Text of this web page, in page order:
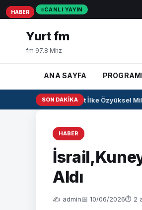
CANLI YAYIN
Yurt fm
fm 97.8 Mhz
ANA SAYFA
SON DAKIKA
Milli pentatlet İlke Özyüksel
HABER
Aldı
✍️ admin📅 10/06/2026⏱ 2
HABER
HABER
HABER